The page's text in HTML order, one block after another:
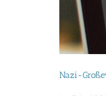
Nazi-